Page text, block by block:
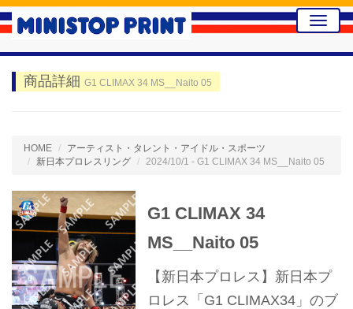
Toggle
商品詳細 G1 CLIMAX 34 MS__Naito 05
HOME
アーティスト・タレント・アイドル・スポーツ
新日本プロレスリング
2024/10/1 - G1 CLIMAX 34 MS__Naito 05
G1 CLIMAX 34
MS__Naito 05
【新日本プロレス】新日本プ
ロレス「G1 CLIMAX34」のブ